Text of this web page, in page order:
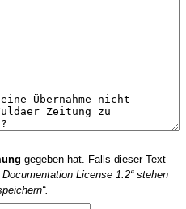
gegeben hat. Falls dieser Text
License 1.2“ stehen